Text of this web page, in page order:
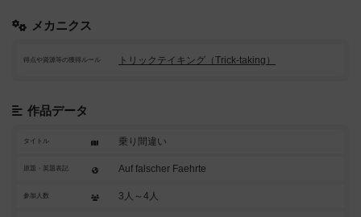
メカニクス
得点や資源等の獲得ルール トリックテイキング（Trick-taking）
作品データ
タイトル 乗り間違い
原題・英題表記 Auf falscher Faehrte
参加人数 3人～4人